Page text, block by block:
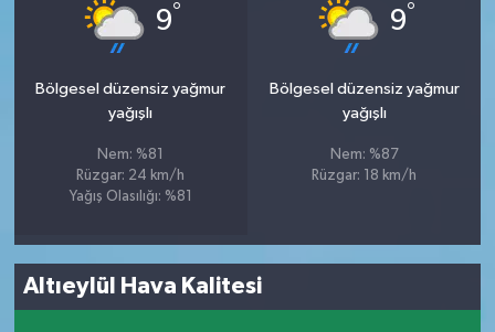
9°
Bölgesel düzensiz yağmur
yağışlı
Nem: %81
Rüzgar: 24 km/h
Yağış Olasılığı: %81
9°
Bölgesel düzensiz yağmur
yağışlı
Nem: %87
Rüzgar: 18 km/h
Altıeylül Hava Kalitesi